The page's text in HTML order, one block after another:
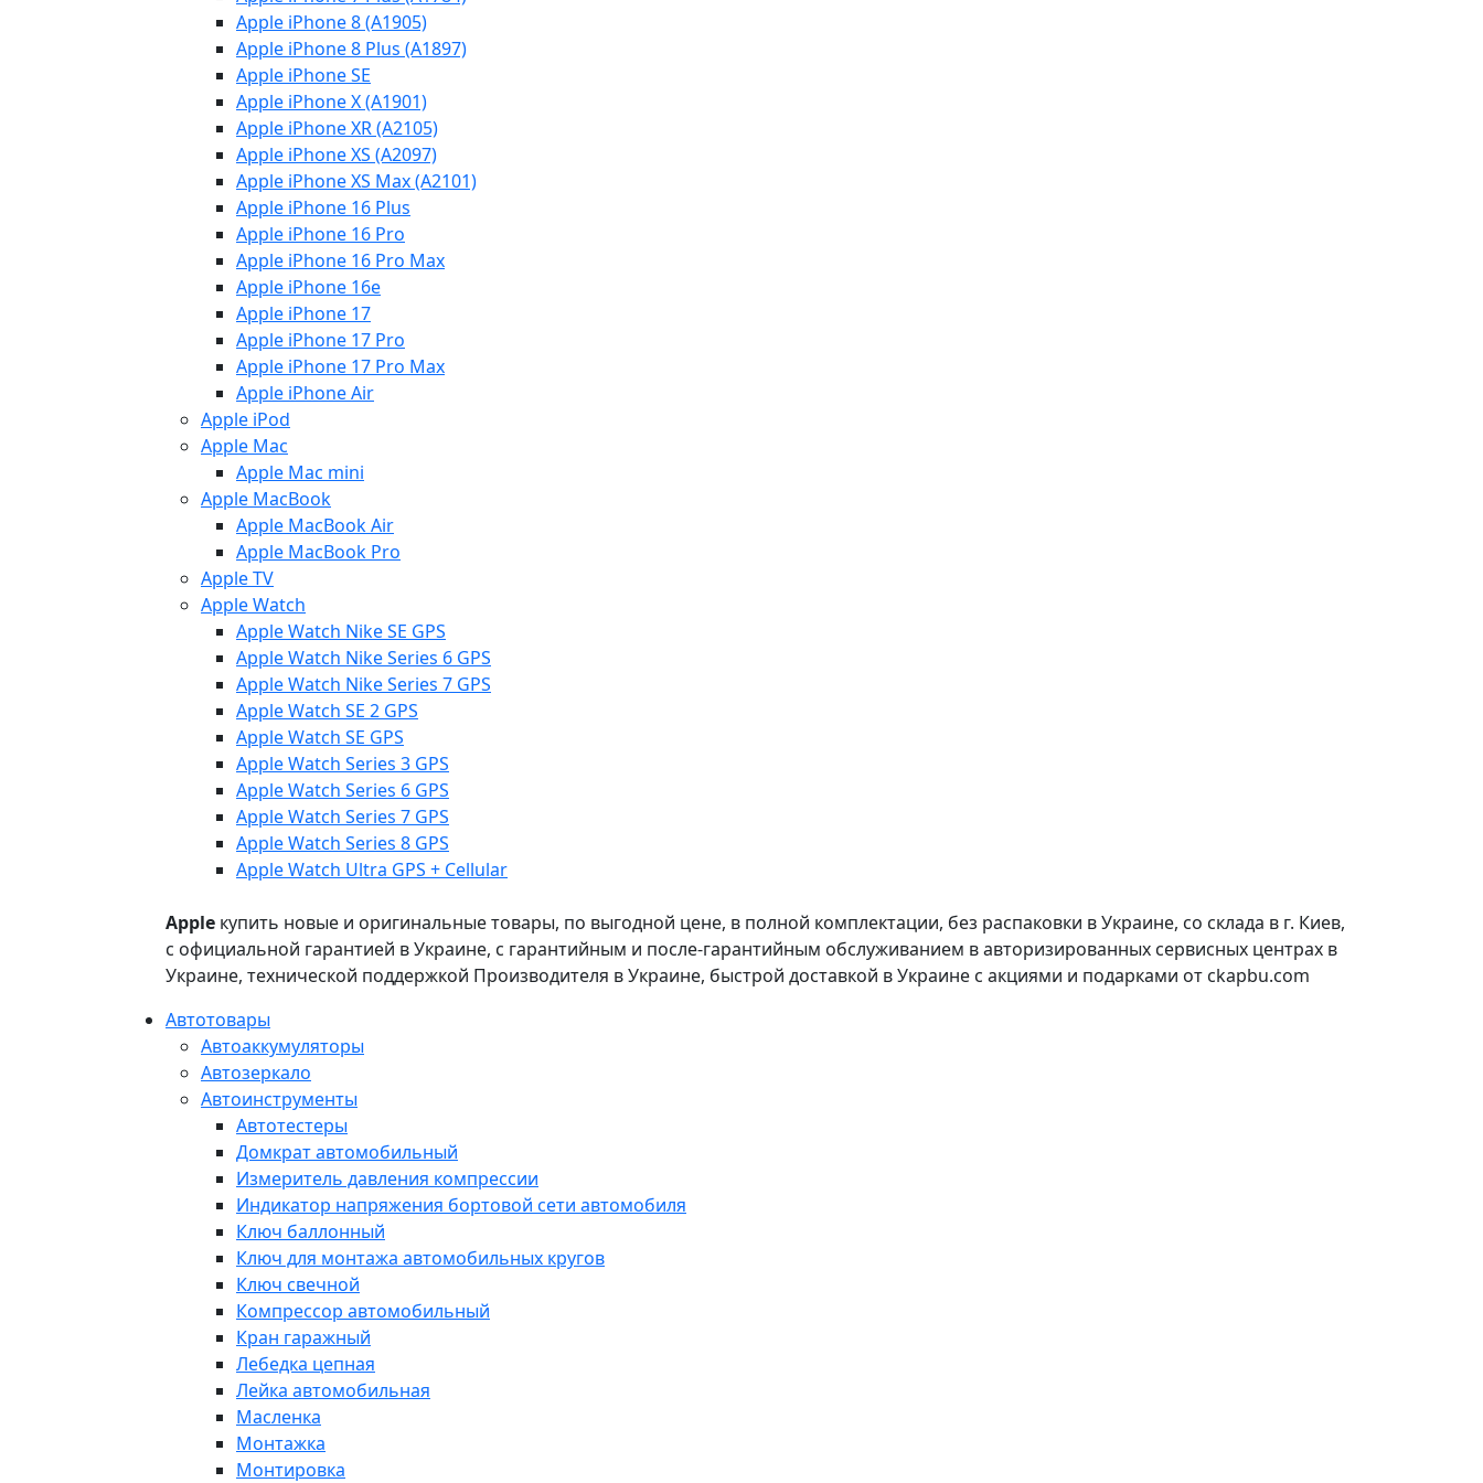
Apple iPhone 8 (A1905)
Apple iPhone 8 Plus (A1897)
Apple iPhone SE
Apple iPhone X (A1901)
Apple iPhone XR (A2105)
Apple iPhone XS (A2097)
Apple iPhone XS Max (A2101)
Apple iPhone 16 Plus
Apple iPhone 16 Pro
Apple iPhone 16 Pro Max
Apple iPhone 16e
Apple iPhone 17
Apple iPhone 17 Pro
Apple iPhone 17 Pro Max
Apple iPhone Air
Apple iPod
Apple Mac
Apple Mac mini
Apple MacBook
Apple MacBook Air
Apple MacBook Pro
Apple TV
Apple Watch
Apple Watch Nike SE GPS
Apple Watch Nike Series 6 GPS
Apple Watch Nike Series 7 GPS
Apple Watch SE 2 GPS
Apple Watch SE GPS
Apple Watch Series 3 GPS
Apple Watch Series 6 GPS
Apple Watch Series 7 GPS
Apple Watch Series 8 GPS
Apple Watch Ultra GPS + Cellular
Apple купить новые и оригинальные товары, по выгодной цене, в полной комплектации, без распаковки в Украине, со склада в г. Киев,
с официальной гарантией в Украине, с гарантийным и после-гарантийным обслуживанием в авторизированных сервисных центрах в
Украине, технической поддержкой Производителя в Украине, быстрой доставкой в Украине с акциями и подарками от ckapbu.com
Автотовары
Автоаккумуляторы
Автозеркало
Автоинструменты
Автотестеры
Домкрат автомобильный
Измеритель давления компрессии
Индикатор напряжения бортовой сети автомобиля
Ключ баллонный
Ключ для монтажа автомобильных кругов
Ключ свечной
Компрессор автомобильный
Кран гаражный
Лебедка цепная
Лейка автомобильная
Масленка
Монтажка
Монтировка